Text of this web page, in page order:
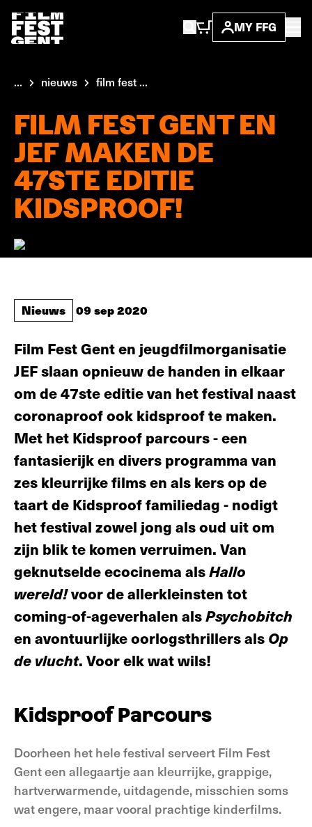
MY FFG
... nieuws film fest ...
FILM FEST GENT EN
JEF MAKEN DE
47STE EDITIE
KIDSPROOF!
Nieuws 09 sep 2020
Film Fest Gent en jeugdfilmorganisatie
JEF slaan opnieuw de handen in elkaar
om de 47ste editie van het festival naast
coronaproof ook kidsproof te maken.
Met het Kidsproof parcours - een
fantasierijk en divers programma van
zes kleurrijke films en als kers op de
taart de Kidsproof familiedag - nodigt
het festival zowel jong als oud uit om
zijn blik te komen verruimen. Van
geknutselde ecocinema alsHallo
wereld!voor de allerkleinsten tot
coming-of-ageverhalen alsPsychobitch
en avontuurlijke oorlogsthrillers als Op
de vlucht. Voor elk wat wils!
Kidsproof Parcours
Doorheen het hele festival serveert Film Fest
Gent een allegaartje aan kleurrijke, grappige,
hartverwarmende, uitdagende, misschien soms
wat engere, maar vooral prachtige kinderfilms.